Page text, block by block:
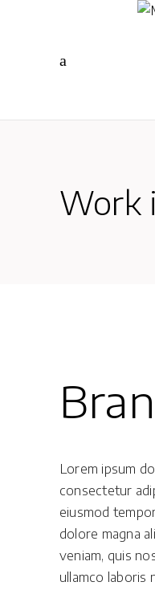
Work
Lorem ipsum
consectetur
eiusmod
dolore magna
veniam, quis
ullamco laboris